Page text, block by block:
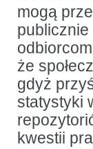
mogą
publicznie
że
gdyż
statystyki
kwestii